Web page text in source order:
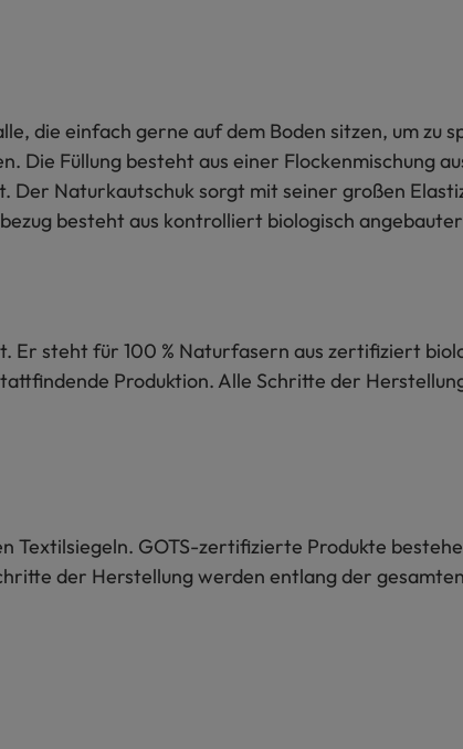
die einfach gerne auf dem Boden sitzen, um zu
Die Füllung besteht aus einer Flockenmischung
Der Naturkautschuk sorgt mit seiner großen
besteht aus kontrolliert biologisch
Er steht für 100 % Naturfasern aus zertifiziert
Produktion. Alle Schritte der
GOTS-zertifizierte Produkte
der Herstellung werden entlang der